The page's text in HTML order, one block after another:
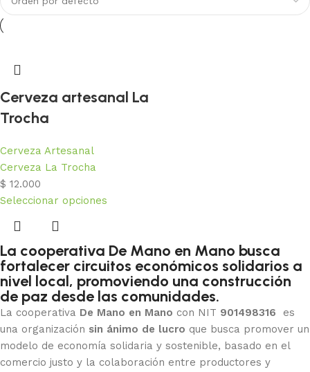
Estamos construyendo la casa de la paz para del sur
occidente colombiano
Cerveza artesanal La
Trocha
Cerveza Artesanal
Cerveza La Trocha
$ 12.000
Seleccionar opciones
La cooperativa De Mano en Mano busca
fortalecer circuitos económicos solidarios a
nivel local, promoviendo una construcción
de paz desde las comunidades.
La cooperativa De Mano en Mano con NIT 901498316 es
una organización sin ánimo de lucro que busca promover un
modelo de economía solidaria y sostenible, basado en el
comercio justo y la colaboración entre productores y